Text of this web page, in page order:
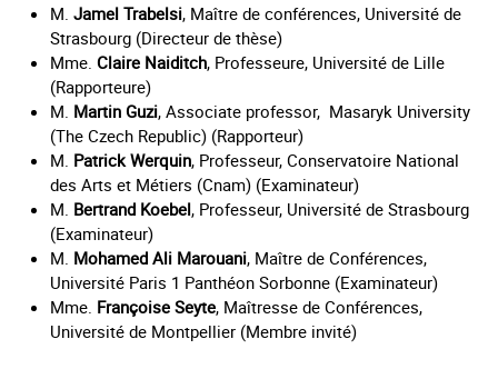
M. Jamel Trabelsi, Maître de conférences, Université de
Strasbourg (Directeur de thèse)
Mme. Claire Naiditch, Professeure, Université de Lille
(Rapporteure)
M. Martin Guzi, Associate professor, Masaryk University
(The Czech Republic) (Rapporteur)
M. Patrick Werquin, Professeur, Conservatoire National
des Arts et Métiers (Cnam) (Examinateur)
M. Bertrand Koebel, Professeur, Université de Strasbourg
(Examinateur)
M. Mohamed Ali Marouani, Maître de Conférences,
Université Paris 1 Panthéon Sorbonne (Examinateur)
Mme. Françoise Seyte, Maîtresse de Conférences,
Université de Montpellier (Membre invité)